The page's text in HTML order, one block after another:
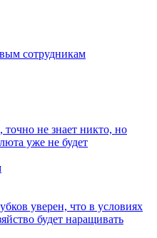
сотрудникам
точно не знает никто, но
уже не будет
уверен, что в условиях
будет наращивать